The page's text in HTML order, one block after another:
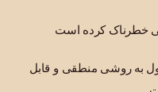
خطرناک کرده است
به روشی منطقی و قابل